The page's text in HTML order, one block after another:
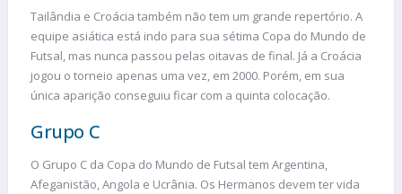
Tailândia e Croácia também não tem um grande repertório. A
equipe asiática está indo para sua sétima Copa do Mundo de
Futsal, mas nunca passou pelas oitavas de final. Já a Croácia
jogou o torneio apenas uma vez, em 2000. Porém, em sua
única aparição conseguiu ficar com a quinta colocação.
Grupo C
O Grupo C da Copa do Mundo de Futsal tem Argentina,
Afeganistão, Angola e Ucrânia. Os Hermanos devem ter vida